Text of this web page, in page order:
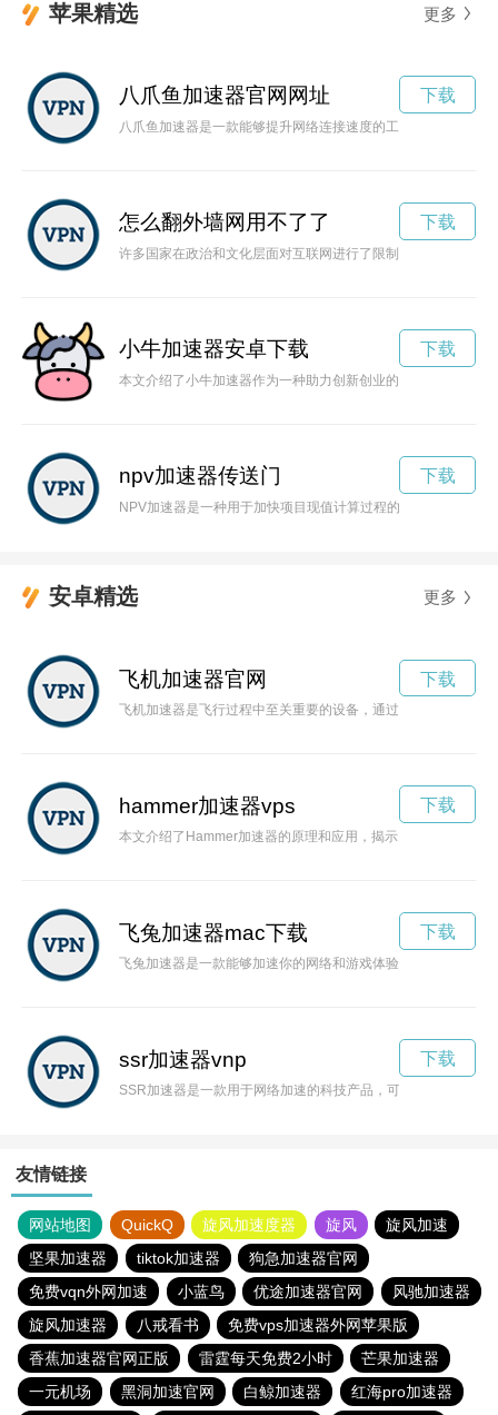
苹果精选 更多
八爪鱼加速器官网网址
八爪鱼加速器是一款能够提升网络连接速度的工具，通过优化
下载
怎么翻外墙网用不了了
许多国家在政治和文化层面对互联网进行了限制，让许多人无
下载
小牛加速器安卓下载
本文介绍了小牛加速器作为一种助力创新创业的利器，为初创
下载
npv加速器传送门
NPV加速器是一种用于加快项目现值计算过程的工具，可以帮
下载
安卓精选 更多
飞机加速器官网
飞机加速器是飞行过程中至关重要的设备，通过控制飞机的推
下载
hammer加速器vps
本文介绍了Hammer加速器的原理和应用，揭示了它在推动科
下载
飞兔加速器mac下载
飞兔加速器是一款能够加速你的网络和游戏体验的软件，通过
下载
ssr加速器vnp
SSR加速器是一款用于网络加速的科技产品，可以帮助用户稳
下载
友情链接
网站地图 QuickQ 旋风加速度器 旋风
旋风加速
坚果加速器
tiktok加速器
狗急加速器官网
免费vqn外网加速
小蓝鸟 优途加速器官网
风驰加速器
旋风加速器
八戒看书
免费vps加速器外网苹果版
香蕉加速器官网正版
雷霆每天免费2小时
芒果加速器
一元机场
黑洞加速官网 白鲸加速器 红海pro加速器